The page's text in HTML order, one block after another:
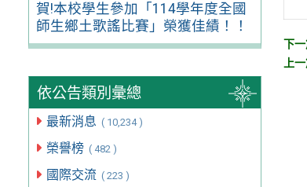
賀!本校學生參加「114學年度全國
師生鄉土歌謠比賽」榮獲佳績！！
依公告類別彙總
最新消息 ( 10,234 )
榮譽榜 ( 482 )
國際交流 ( 223 )